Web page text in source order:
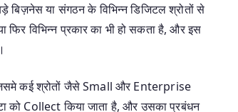
या संगठन के विभिन्न डिजिटल श्रोतों से
फिर विभिन्न प्रकार का भी हो सकता है, और इस
कई श्रोतों जैसे Small और Enterprise
को Collect किया जाता है, और उसका प्रबंधन